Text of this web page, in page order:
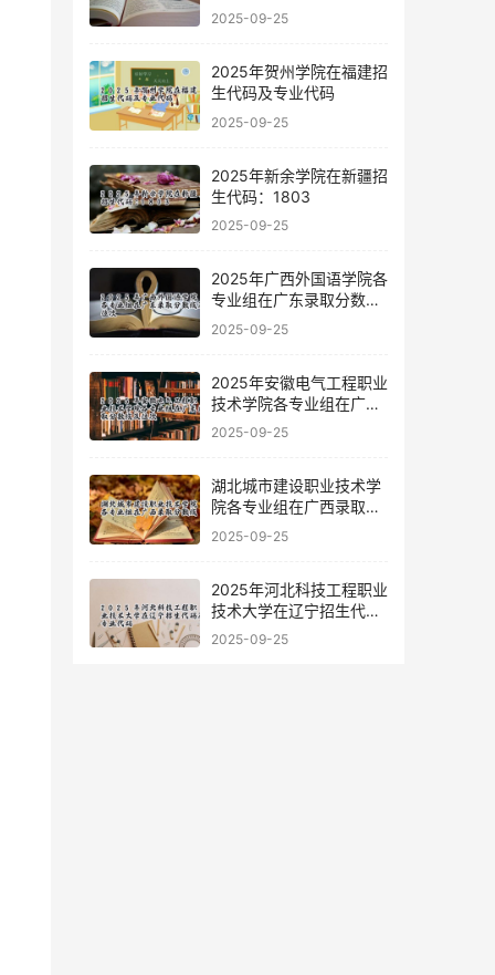
2025-09-25
2025年贺州学院在福建招
生代码及专业代码
2025-09-25
2025年新余学院在新疆招
生代码：1803
2025-09-25
2025年广西外国语学院各
专业组在广东录取分数线
及位次
2025-09-25
2025年安徽电气工程职业
技术学院各专业组在广东
录取分数线及位次
2025-09-25
湖北城市建设职业技术学
院各专业组在广西录取分
数线
2025-09-25
2025年河北科技工程职业
技术大学在辽宁招生代码
及专业代码
2025-09-25